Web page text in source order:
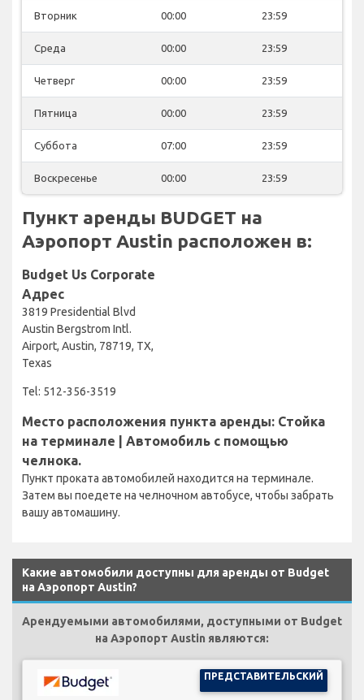
Вторник 00:00 23:59
Среда 00:00 23:59
Четверг 00:00 23:59
Пятница 00:00 23:59
Суббота 07:00 23:59
Воскресенье 00:00 23:59
Пункт аренды BUDGET на
Аэропорт Austin расположен в:
Budget Us Corporate
Адрес
3819 Presidential Blvd
Austin Bergstrom Intl.
Airport, Austin, 78719, TX,
Texas
Tel: 512-356-3519
Место расположения пункта аренды: Стойка
на терминале | Автомобиль с помощью
челнока.
Пункт проката автомобилей находится на терминале.
Затем вы поедете на челночном автобусе, чтобы забрать
вашу автомашину.
Какие автомобили доступны для аренды от Budget
на Аэропорт Austin?
Арендуемыми автомобилями, доступными от Budget
на Аэропорт Austin являются:
ПРЕДСТАВИТЕЛЬСКИЙ